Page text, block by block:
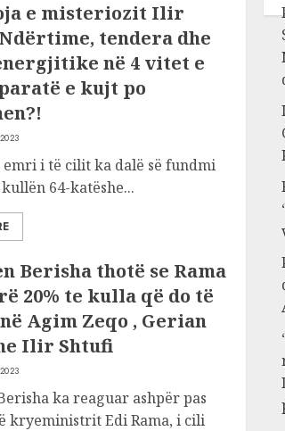
e misteriozit Ilir
tendera dhe
në 4 vitet e
e kujt po
i të cilit ka dalë së fundmi
64-katëshe...
Berisha thotë se Rama
20% te kulla që do të
Agim Zeqo , Gerian
Ilir Shtufi
ka reaguar ashpër pas
kryeministrit Edi Rama, i cili